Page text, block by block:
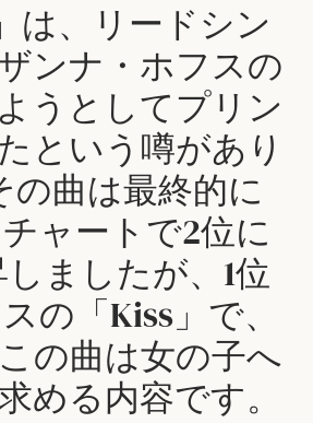
は、リードシン
ンナ・ホフスの
うとしてプリン
という噂があり
の曲は最終的に
ャートで2位に
ましたが、1位
の「Kiss」で、
の曲は女の子へ
める内容です。